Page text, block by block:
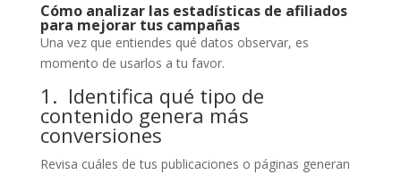
Cómo analizar las estadísticas de afiliados
para mejorar tus campañas
Una vez que entiendes qué datos observar, es
momento de usarlos a tu favor.
1. Identifica qué tipo de
contenido genera más
conversiones
Revisa cuáles de tus publicaciones o páginas generan